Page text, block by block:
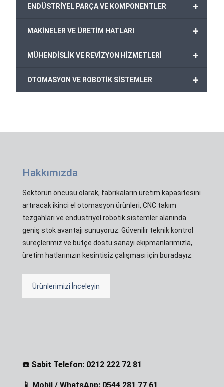
+
ENDÜSTRİYEL PARÇA VE KOMPONENTLER
+
MAKİNELER VE ÜRETİM HATLARI
+
MÜHENDİSLİK VE REVİZYON HİZMETLERİ
+
OTOMASYON VE ROBOTİK SİSTEMLER
Hakkımızda
Sektörün öncüsü olarak, fabrikaların üretim kapasitesini
artıracak ikinci el otomasyon ürünleri, CNC takım
tezgahları ve endüstriyel robotik sistemler alanında
geniş stok avantajı sunuyoruz. Güvenilir teknik kontrol
süreçlerimiz ve bütçe dostu sanayi ekipmanlarımızla,
üretim hatlarınızın kesintisiz çalışması için buradayız.
Ürünlerimizi İnceleyin
☎️ Sabit Telefon: 0212 222 72 81
📱 Mobil / WhatsApp: 0544 281 77 61